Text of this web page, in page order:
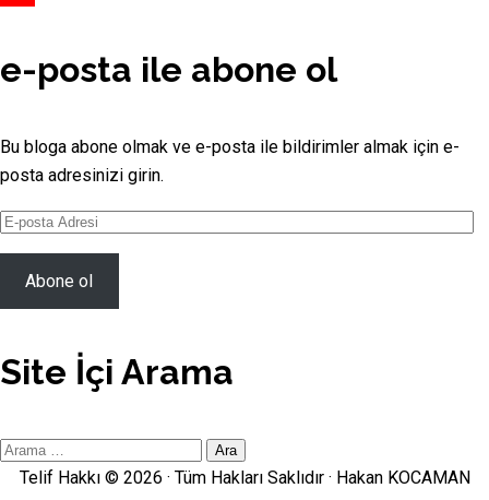
Channel
e-posta ile abone ol
Bu bloga abone olmak ve e-posta ile bildirimler almak için e-
posta adresinizi girin.
E-
posta
AdresiAbone ol
Site İçi Arama
Site
Telif Hakkı © 2026 · Tüm Hakları Saklıdır · Hakan KOCAMAN